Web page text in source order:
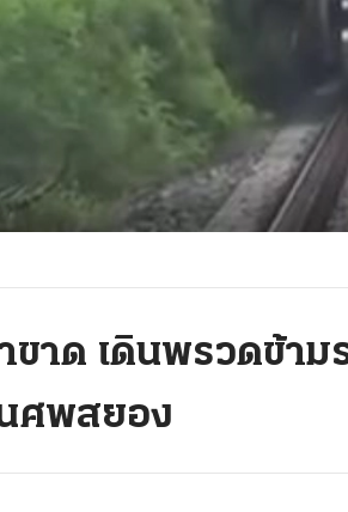
าด เดินพรวดข้าม
ศพสยอง